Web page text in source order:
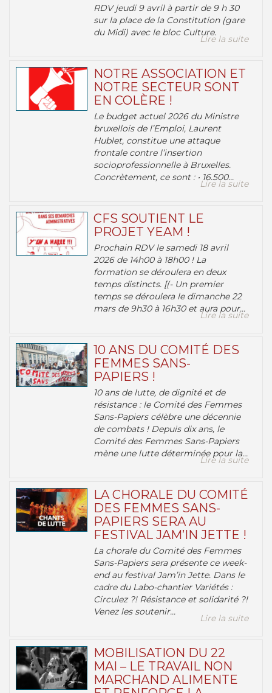
RDV jeudi 9 avril à partir de 9 h 30
sur la place de la Constitution (gare
du Midi) avec le bloc Culture.
Lire la suite
NOTRE ASSOCIATION ET
NOTRE SECTEUR SONT
EN COLÈRE !
Le budget actuel 2026 du Ministre
bruxellois de l’Emploi, Laurent
Hublet, constitue une attaque
frontale contre l’insertion
socioprofessionnelle à Bruxelles.
Concrètement, ce sont : • 16.500...
Lire la suite
CFS SOUTIENT LE
PROJET YEAM !
Prochain RDV le samedi 18 avril
2026 de 14h00 à 18h00 ! La
formation se déroulera en deux
temps distincts. [(- Un premier
temps se déroulera le dimanche 22
mars de 9h30 à 16h30 et aura pour...
Lire la suite
10 ANS DU COMITÉ DES
FEMMES SANS-
PAPIERS !
10 ans de lutte, de dignité et de
résistance : le Comité des Femmes
Sans-Papiers célèbre une décennie
de combats ! Depuis dix ans, le
Comité des Femmes Sans-Papiers
mène une lutte déterminée pour la...
Lire la suite
LA CHORALE DU COMITÉ
DES FEMMES SANS-
PAPIERS SERA AU
FESTIVAL JAM’IN JETTE !
La chorale du Comité des Femmes
Sans-Papiers sera présente ce week-
end au festival Jam’in Jette. Dans le
cadre du Labo-chantier Variétés :
Circulez ?! Résistance et solidarité ?!
Venez les soutenir...
Lire la suite
MOBILISATION DU 22
MAI – LE TRAVAIL NON
MARCHAND ALIMENTE